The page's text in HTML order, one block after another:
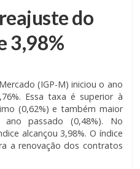
do
3,98%
(IGP-M) iniciou o ano
Essa taxa é superior à
(0,62%) e também maior
passado (0,48%). No
alcançou 3,98%. O índice
a renovação dos contratos